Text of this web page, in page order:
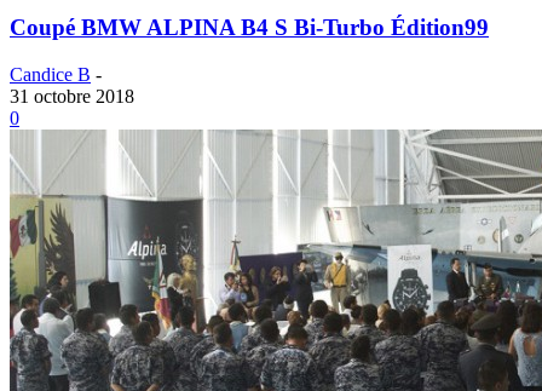
Coupé BMW ALPINA B4 S Bi-Turbo Édition99
Candice B -
31 octobre 2018
0